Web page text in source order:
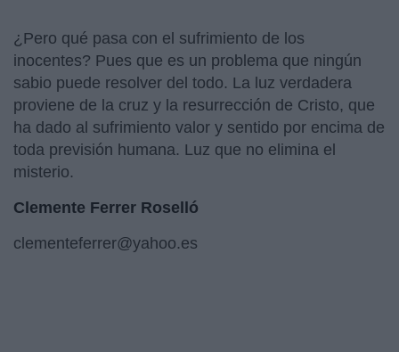
¿Pero qué pasa con el sufrimiento de los
inocentes? Pues que es un problema que ningún
sabio puede resolver del todo. La luz verdadera
proviene de la cruz y la resurrección de Cristo, que
ha dado al sufrimiento valor y sentido por encima de
toda previsión humana. Luz que no elimina el
misterio.
Clemente Ferrer Roselló
clementeferrer@yahoo.es